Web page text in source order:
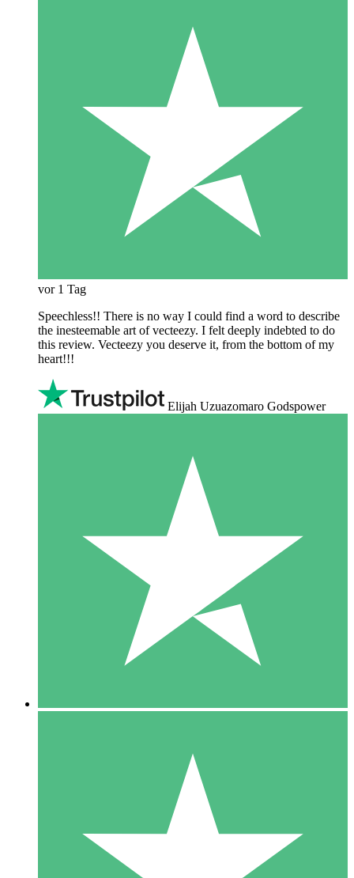
vor 1 Tag
Speechless!! There is no way I could find a word to describe
the inesteemable art of vecteezy. I felt deeply indebted to do
this review. Vecteezy you deserve it, from the bottom of my
heart!!!
Elijah Uzuazomaro Godspower